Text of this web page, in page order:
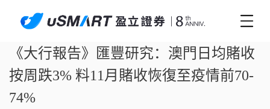
《大行報告》匯豐研究：澳門日均賭收
按周跌3% 料11月賭收恢復至疫情前70-
74%